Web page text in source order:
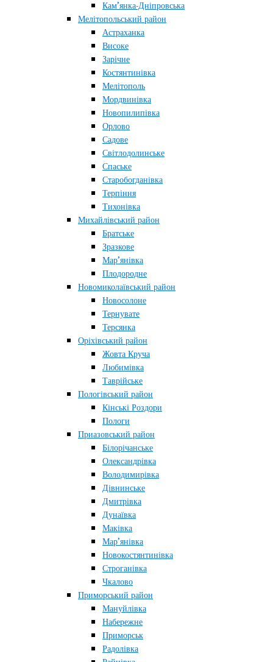
Кам’янка-Дніпровська
Мелітопольський район
Астраханка
Високе
Зарічне
Костянтинівка
Мелітополь
Мордвинівка
Новопилипівка
Орлово
Садове
Світлодолинське
Спаське
Старобогданівка
Терпіння
Тихонівка
Михайлівський район
Братське
Зразкове
Мар’янівка
Плодородне
Новомиколаївський район
Новосолоне
Тернувате
Терсянка
Оріхівський район
Жовта Круча
Любимівка
Таврійське
Пологівський район
Кінські Роздори
Пологи
Приазовський район
Білорічанське
Олександрівка
Володимирівка
Дівнинське
Дмитрівка
Дунаївка
Маківка
Мар’янівка
Новокостянтинівка
Строганівка
Чкалово
Приморський район
Мануйлівка
Набережне
Приморськ
Радолівка